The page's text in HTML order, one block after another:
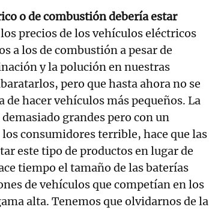
o de combustión debería estar
precios de los vehículos eléctricos
a los de combustión a pesar de
y la polución en nuestras
pero que hasta ahora no se
de hacer vehículos más pequeños. La
grandes pero con un
consumidores terrible, hace que las
este tipo de productos en lugar de
tiempo el tamaño de las baterías
de vehículos que competían en los
alta. Tenemos que olvidarnos de la